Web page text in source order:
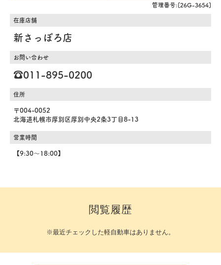
管理番号:[26G-3654]
在庫店舗
新さっぽろ店
お問い合わせ
☎️011-895-0200
住所
〒004-0052
北海道札幌市厚別区厚別中央2条3丁目8-13
営業時間
【9:30～18:00】
閲覧履歴
※最近チェックした軽自動車はありません。